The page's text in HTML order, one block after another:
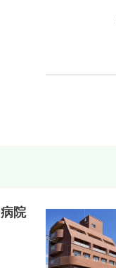
院